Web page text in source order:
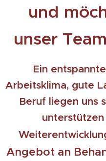
und
unser
Ein
Arbeitsklima, gute
Beruf liegen uns
unterstützen
Angebot an